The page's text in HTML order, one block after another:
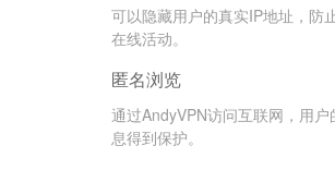
可以隐藏用户的真实IP地址，防
在线活动。
匿名浏览
通过AndyVPN访问互联网，用
息得到保护。